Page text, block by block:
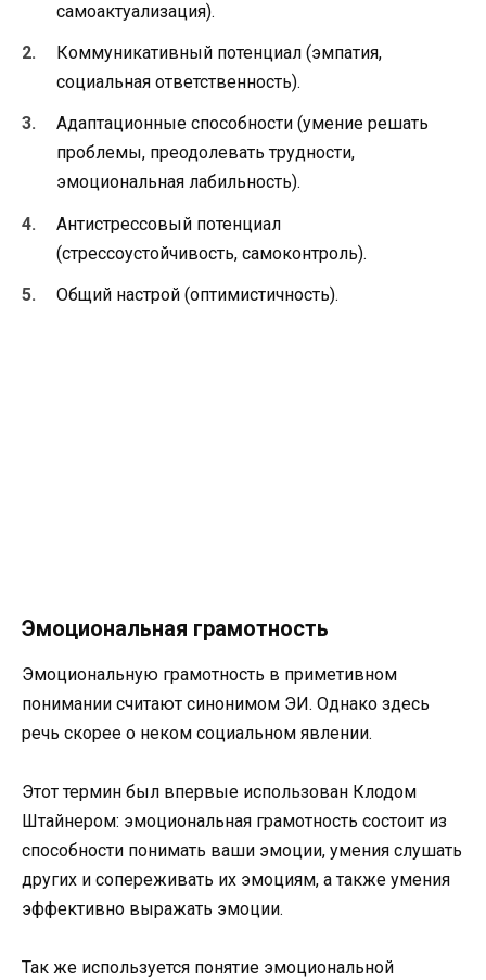
самоактуализация).
Коммуникативный потенциал (эмпатия,
социальная ответственность).
Адаптационные способности (умение решать
проблемы, преодолевать трудности,
эмоциональная лабильность).
Антистрессовый потенциал
(стрессоустойчивость, самоконтроль).
Общий настрой (оптимистичность).
Эмоциональная грамотность
Эмоциональную грамотность в приметивном
понимании считают синонимом ЭИ. Однако здесь
речь скорее о неком социальном явлении.
Этот термин был впервые использован Клодом
Штайнером: эмоциональная грамотность состоит из
способности понимать ваши эмоции, умения слушать
других и сопереживать их эмоциям, а также умения
эффективно выражать эмоции.
Так же используется понятие эмоциональной